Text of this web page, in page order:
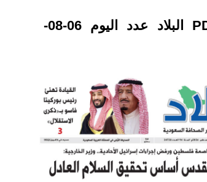
تحميل PDF البلاد عدد اليوم 06-08-